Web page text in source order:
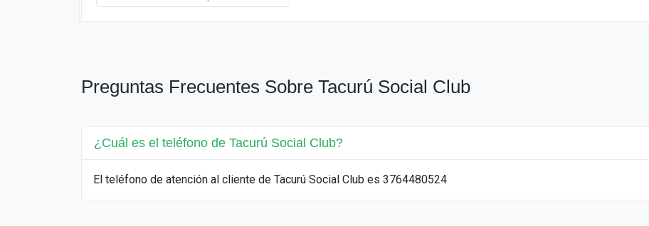
Preguntas Frecuentes Sobre Tacurú Social Club
¿Cuál es el teléfono de Tacurú Social Club?
El teléfono de atención al cliente de Tacurú Social Club es 3764480524